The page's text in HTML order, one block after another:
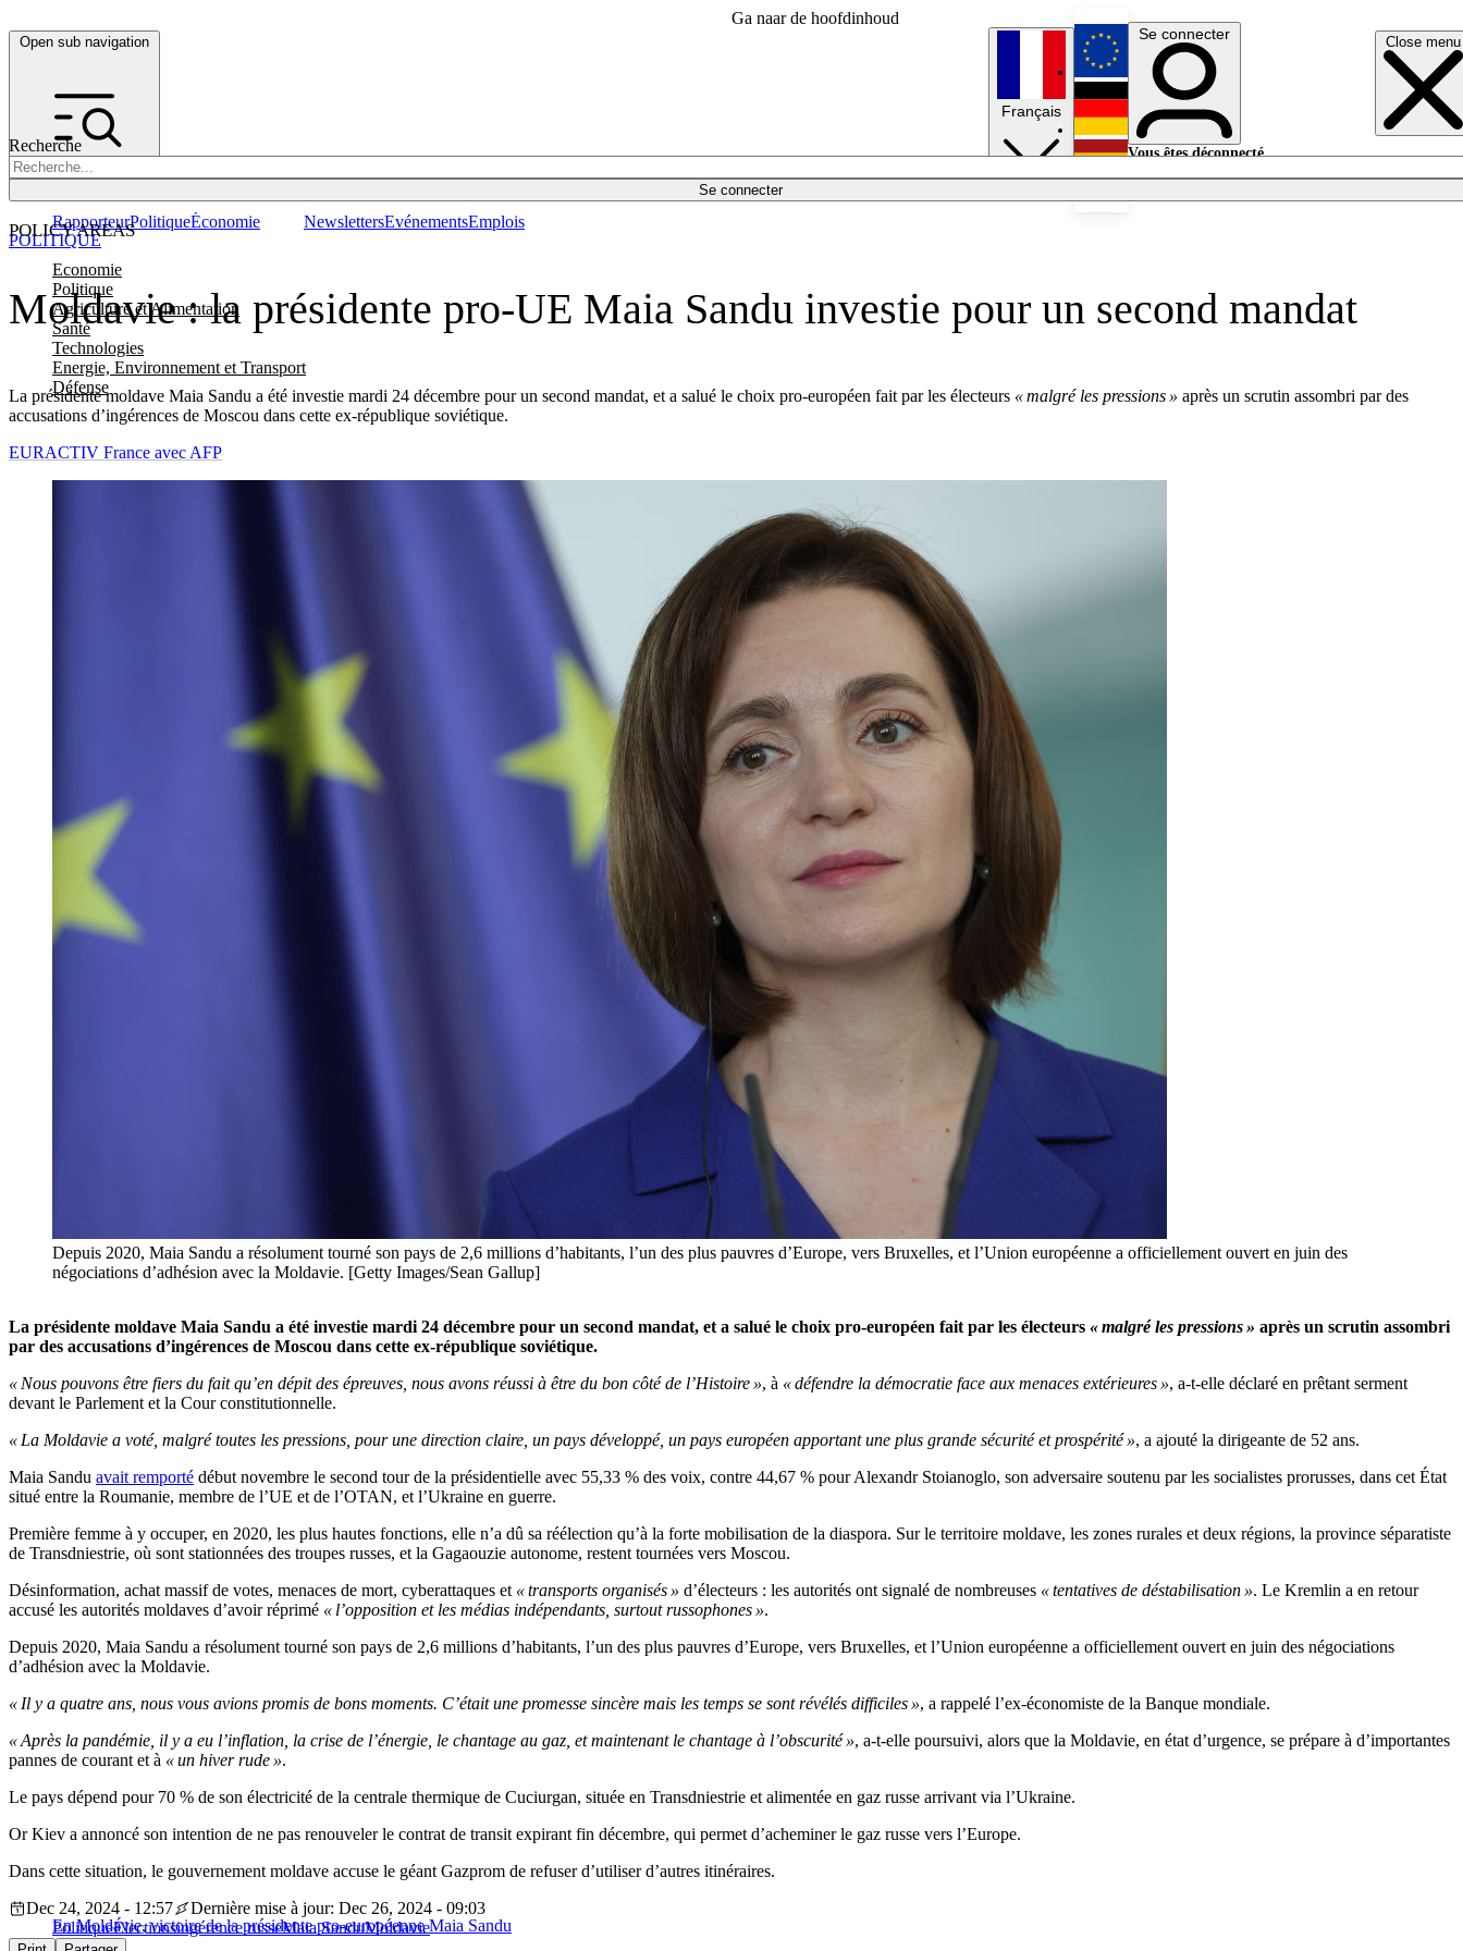
Ga naar de hoofdinhoud
Open sub navigation Close menu
Recherche
Se connecter
POLICY AREAS
Economie
Politique
Agriculture et Alimentation
Santé
Technologies
Energie, Environnement et Transport
Défense
RapporteurPolitiqueÉconomie NewslettersEvénementsEmplois
Français
English
Deutsch
Se connecter
Vous êtes déconnecté.
Moldavie : la présidente pro-UE Maia Sandu investie pour un second mandat
La présidente moldave Maia Sandu a été investie mardi 24 décembre pour un second mandat, et a salué le choix pro-européen fait par les électeurs « malgré les pressions » après un scrutin assombri par des
accusations d’ingérences de Moscou dans cette ex-république soviétique.
POLITIQUE
EURACTIV France avec AFP
Depuis 2020, Maia Sandu a résolument tourné son pays de 2,6 millions d’habitants, l’un des plus pauvres d’Europe, vers Bruxelles, et l’Union européenne a officiellement ouvert en juin des
négociations d’adhésion avec la Moldavie. [Getty Images/Sean Gallup]
La présidente moldave Maia Sandu a été investie mardi 24 décembre pour un second mandat, et a salué le choix pro-européen fait par les électeurs « malgré les pressions » après un scrutin assombri
par des accusations d’ingérences de Moscou dans cette ex-république soviétique.
« Nous pouvons être fiers du fait qu’en dépit des épreuves, nous avons réussi à être du bon côté de l’Histoire », à « défendre la démocratie face aux menaces extérieures », a-t-elle déclaré en prêtant serment
devant le Parlement et la Cour constitutionnelle.
« La Moldavie a voté, malgré toutes les pressions, pour une direction claire, un pays développé, un pays européen apportant une plus grande sécurité et prospérité », a ajouté la dirigeante de 52 ans.
Maia Sandu avait remporté début novembre le second tour de la présidentielle avec 55,33 % des voix, contre 44,67 % pour Alexandr Stoianoglo, son adversaire soutenu par les socialistes prorusses, dans cet État
situé entre la Roumanie, membre de l’UE et de l’OTAN, et l’Ukraine en guerre.
Première femme à y occuper, en 2020, les plus hautes fonctions, elle n’a dû sa réélection qu’à la forte mobilisation de la diaspora. Sur le territoire moldave, les zones rurales et deux régions, la province séparatiste
de Transdniestrie, où sont stationnées des troupes russes, et la Gagaouzie autonome, restent tournées vers Moscou.
Désinformation, achat massif de votes, menaces de mort, cyberattaques et « transports organisés » d’électeurs : les autorités ont signalé de nombreuses « tentatives de déstabilisation ». Le Kremlin a en retour
accusé les autorités moldaves d’avoir réprimé « l’opposition et les médias indépendants, surtout russophones ».
Depuis 2020, Maia Sandu a résolument tourné son pays de 2,6 millions d’habitants, l’un des plus pauvres d’Europe, vers Bruxelles, et l’Union européenne a officiellement ouvert en juin des négociations
d’adhésion avec la Moldavie.
« Il y a quatre ans, nous vous avions promis de bons moments. C’était une promesse sincère mais les temps se sont révélés difficiles », a rappelé l’ex-économiste de la Banque mondiale.
« Après la pandémie, il y a eu l’inflation, la crise de l’énergie, le chantage au gaz, et maintenant le chantage à l’obscurité », a-t-elle poursuivi, alors que la Moldavie, en état d’urgence, se prépare à d’importantes
pannes de courant et à « un hiver rude ».
Le pays dépend pour 70 % de son électricité de la centrale thermique de Cuciurgan, située en Transdniestrie et alimentée en gaz russe arrivant via l’Ukraine.
Or Kiev a annoncé son intention de ne pas renouveler le contrat de transit expirant fin décembre, qui permet d’acheminer le gaz russe vers l’Europe.
Dans cette situation, le gouvernement moldave accuse le géant Gazprom de refuser d’utiliser d’autres itinéraires.
En Moldavie, victoire de la présidente pro-européenne Maia Sandu
Dec 24, 2024 - 12:57
Dernière mise à jour: Dec 26, 2024 - 09:03
PolitiqueÉlectionsingérence russeMaia SanduMoldavie